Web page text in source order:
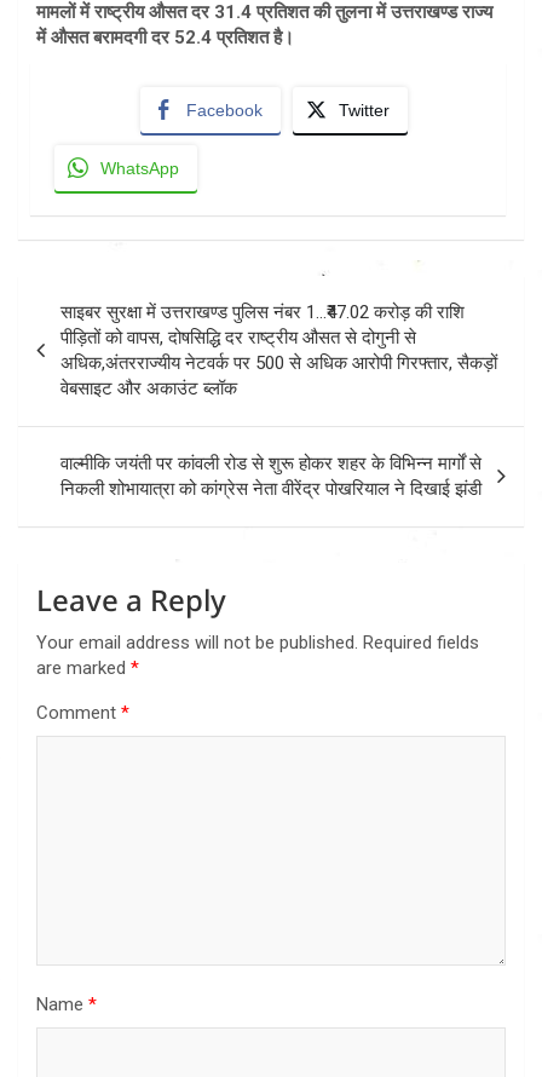
मामलों में राष्ट्रीय औसत दर 31.4 प्रतिशत की तुलना में उत्तराखण्ड राज्य
में औसत बरामदगी दर 52.4 प्रतिशत है।
Facebook Twitter
WhatsApp
navigation
साइबर सुरक्षा में उत्तराखण्ड पुलिस नंबर 1…₹47.02 करोड़ की राशि
पीड़ितों को वापस, दोषसिद्धि दर राष्ट्रीय औसत से दोगुनी से
अधिक,अंतरराज्यीय नेटवर्क पर 500 से अधिक आरोपी गिरफ्तार, सैकड़ों
वेबसाइट और अकाउंट ब्लॉक
वाल्मीकि जयंती पर कांवली रोड से शुरू होकर शहर के विभिन्न मार्गों से
निकली शोभायात्रा को कांग्रेस नेता वीरेंद्र पोखरियाल ने दिखाई झंडी
Leave a Reply
Your email address will not be published. Required fields
are marked *
Comment *
Name *